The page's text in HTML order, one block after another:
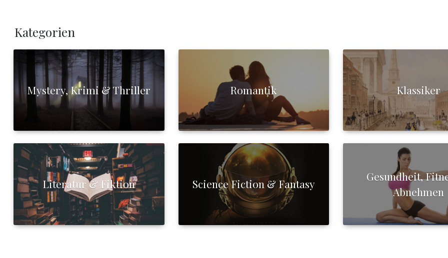
Kategorien
Mystery, Krimi & Thriller Romantik Klassiker
Literatur & Fiktion Science Fiction & Fantasy
Gesundheit,
Abnehmen